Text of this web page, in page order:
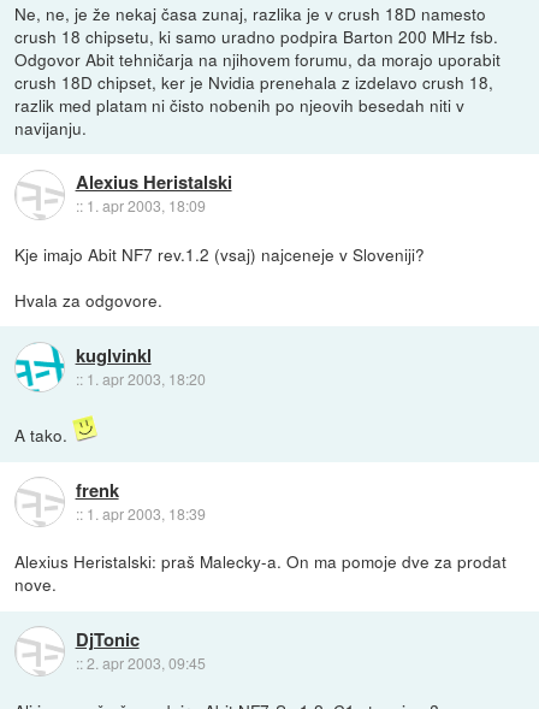
Ne, ne, je že nekaj časa zunaj, razlika je v crush 18D namesto
crush 18 chipsetu, ki samo uradno podpira Barton 200 MHz fsb.
Odgovor Abit tehničarja na njihovem forumu, da morajo uporabit
crush 18D chipset, ker je Nvidia prenehala z izdelavo crush 18,
razlik med platam ni čisto nobenih po njeovih besedah niti v
navijanju.
Alexius Heristalski
:: 1. apr 2003, 18:09
Kje imajo Abit NF7 rev.1.2 (vsaj) najceneje v Sloveniji?
Hvala za odgovore.
kuglvinkl
:: 1. apr 2003, 18:20
A tako.
frenk
:: 1. apr 2003, 18:39
Alexius Heristalski: praš Malecky-a. On ma pomoje dve za prodat
nove.
DjTonic
::2. apr 2003, 09:45